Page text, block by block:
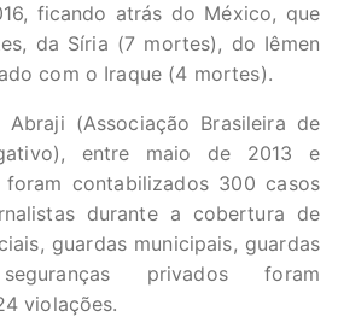
ficando atrás do México, que
da Síria (7 mortes), do Iêmen
com o Iraque (4 mortes).
(Associação Brasileira de
entre maio de 2013 e
contabilizados 300 casos
durante a cobertura de
guardas municipais, guardas
privados foram
violações.